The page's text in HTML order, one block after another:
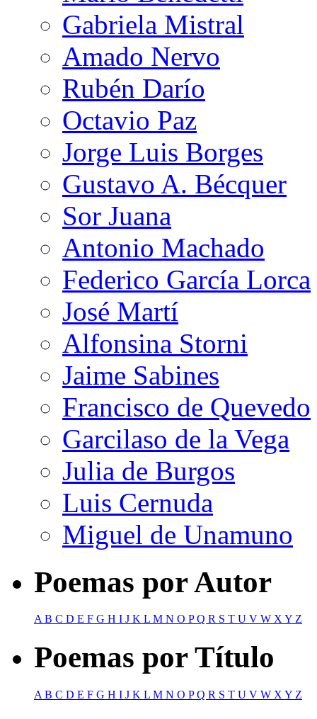
Gabriela Mistral
Amado Nervo
Rubén Darío
Octavio Paz
Jorge Luis Borges
Gustavo A. Bécquer
Sor Juana
Antonio Machado
Federico García Lorca
José Martí
Alfonsina Storni
Jaime Sabines
Francisco de Quevedo
Garcilaso de la Vega
Julia de Burgos
Luis Cernuda
Miguel de Unamuno
Poemas por Autor
AB C D E F G H I J K L M N O PQ R S T U V W XY Z
Poemas por Título
A B C D E F G H I J K L M N O PQ R S T U V W X Y Z